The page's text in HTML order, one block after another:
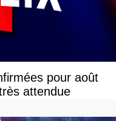
pour août
attendue